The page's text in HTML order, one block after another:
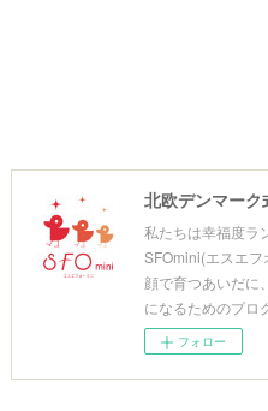
北欧デンマー
私たちは幸福度ラ
SFOmini(エスエ
顔で育つあいだに
になるためのプロ
フォロー